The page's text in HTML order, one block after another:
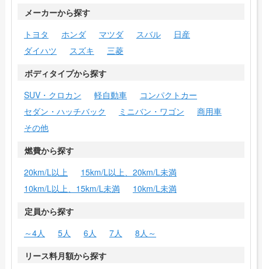
メーカーから探す
トヨタ
ホンダ マツダ スバル
日産
ダイハツ
スズキ
三菱
ボディタイプから探す
SUV・クロカン
軽自動車
コンパクトカー
セダン・ハッチバック
ミニバン・ワゴン
商用車
その他
燃費から探す
20km/L以上
15km/L以上、20km/L未満
10km/L以上、15km/L未満
10km/L未満
定員から探す
～4人
5人 6人 7人
8人～
リース料月額から探す